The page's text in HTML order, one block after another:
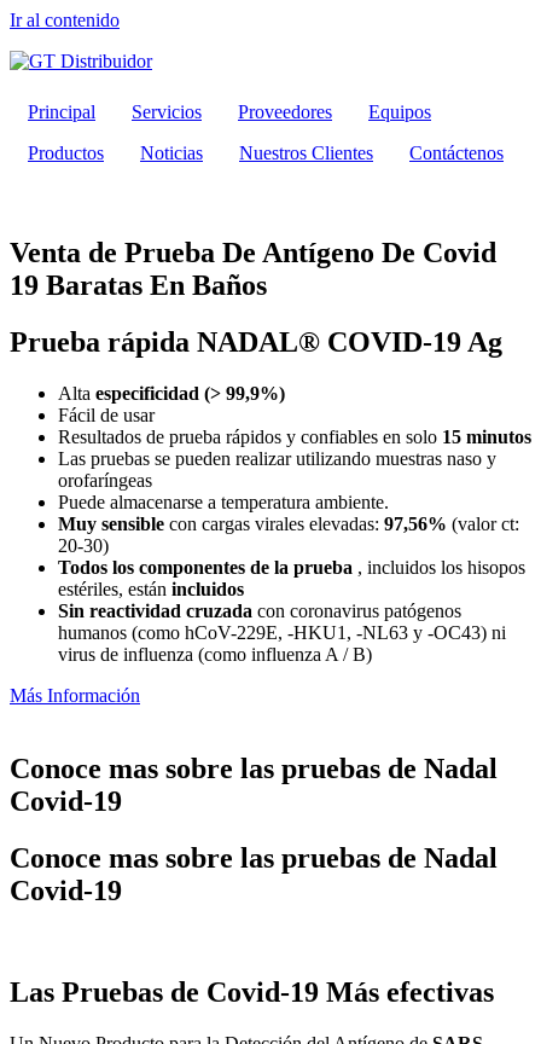
Ir al contenido
Principal Servicios Proveedores
Equipos
Productos
Noticias Nuestros Clientes Contáctenos
Venta de Prueba De Antígeno De Covid
19 Baratas En Baños
Prueba rápida NADAL® COVID-19 Ag
Alta especificidad (> 99,9%)
Fácil de usar
Resultados de prueba rápidos y confiables en solo 15 minutos
Las pruebas se pueden realizar utilizando muestras naso y
orofaríngeas
Puede almacenarse a temperatura ambiente.
Muy sensible con cargas virales elevadas: 97,56% (valor ct:
20-30)
Todos los componentes de la prueba , incluidos los hisopos
estériles, están incluidos
Sin reactividad cruzada con coronavirus patógenos
humanos (como hCoV-229E, -HKU1, -NL63 y -OC43) ni
virus de influenza (como influenza A / B)
Más Información
Conoce mas sobre las pruebas de Nadal
Covid-19
Conoce mas sobre las pruebas de Nadal
Covid-19
Las Pruebas de Covid-19 Más efectivas